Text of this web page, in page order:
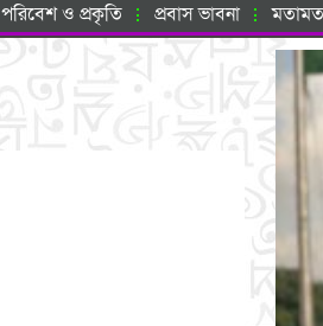
পরিবেশ ও প্রকৃতি প্রবাস ভাবনা মতামত